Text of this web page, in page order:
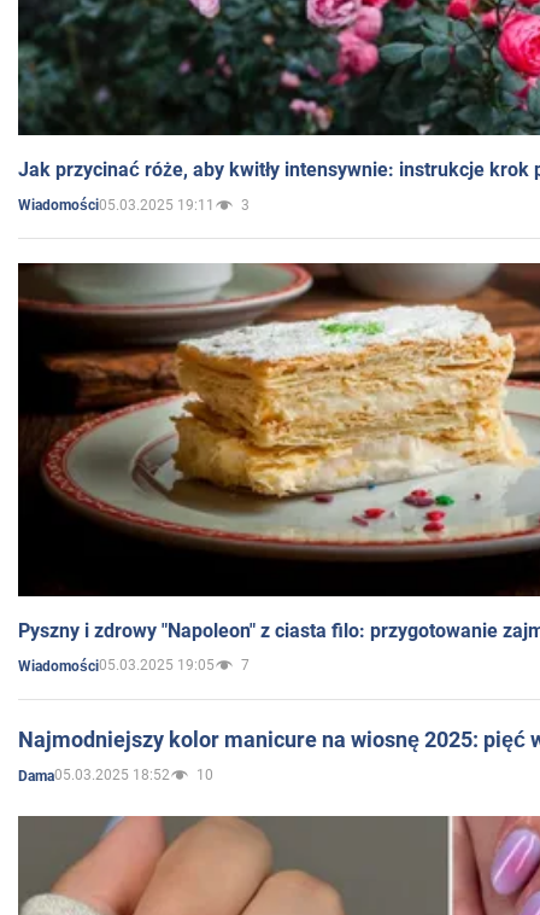
Jak przycinać róże, aby kwitły intensywnie: instrukcje krok
Wiadomości05.03.2025 19:11 3
Pyszny i zdrowy "Napoleon" z ciasta filo: przygotowanie
Wiadomości05.03.2025 19:05 7
Najmodniejszy kolor manicure na wiosnę 2025: pięć
Dama05.03.2025 18:52 10